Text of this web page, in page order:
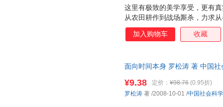
这里有极致的美学享受，更有
从农田耕作到战场厮杀，力求
加入购物车 收藏
面向时间本身 罗松涛 著 中国社
¥9.38 定价： ¥98.76 (0.95折)
罗松涛 著 /2008-10-01 /中国社会科